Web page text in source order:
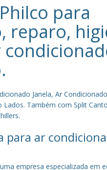
para
reparo,
.
Janela, Ar
Também com Split
para ar
empresa especializada em